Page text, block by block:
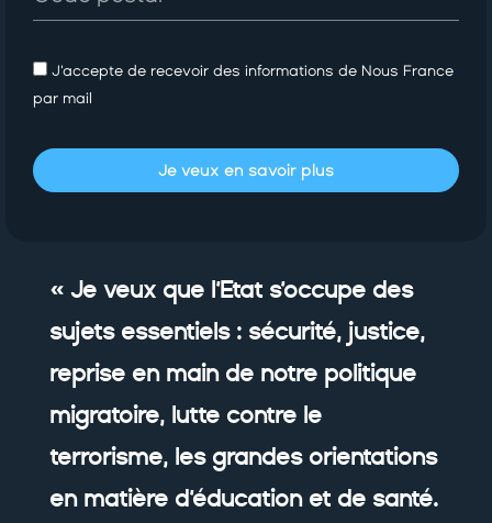
J'accepte de recevoir des informations de Nous France
par mail
Je veux en savoir plus
« Je veux que l’Etat s’occupe des
sujets essentiels : sécurité, justice,
reprise en main de notre politique
migratoire, lutte contre le
terrorisme, les grandes orientations
en matière d’éducation et de santé.